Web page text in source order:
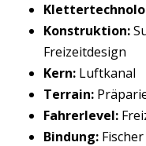
Konstruktion:
Freizeitdesign
Kern: Luftkanal
Terrain:
Fahrerlevel:
Bindung: